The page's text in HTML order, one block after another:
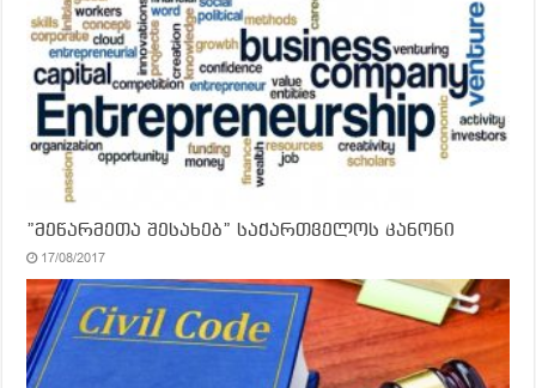
”მეწარმეთა შესახებ” საქართველოს კანონი
17/08/2017